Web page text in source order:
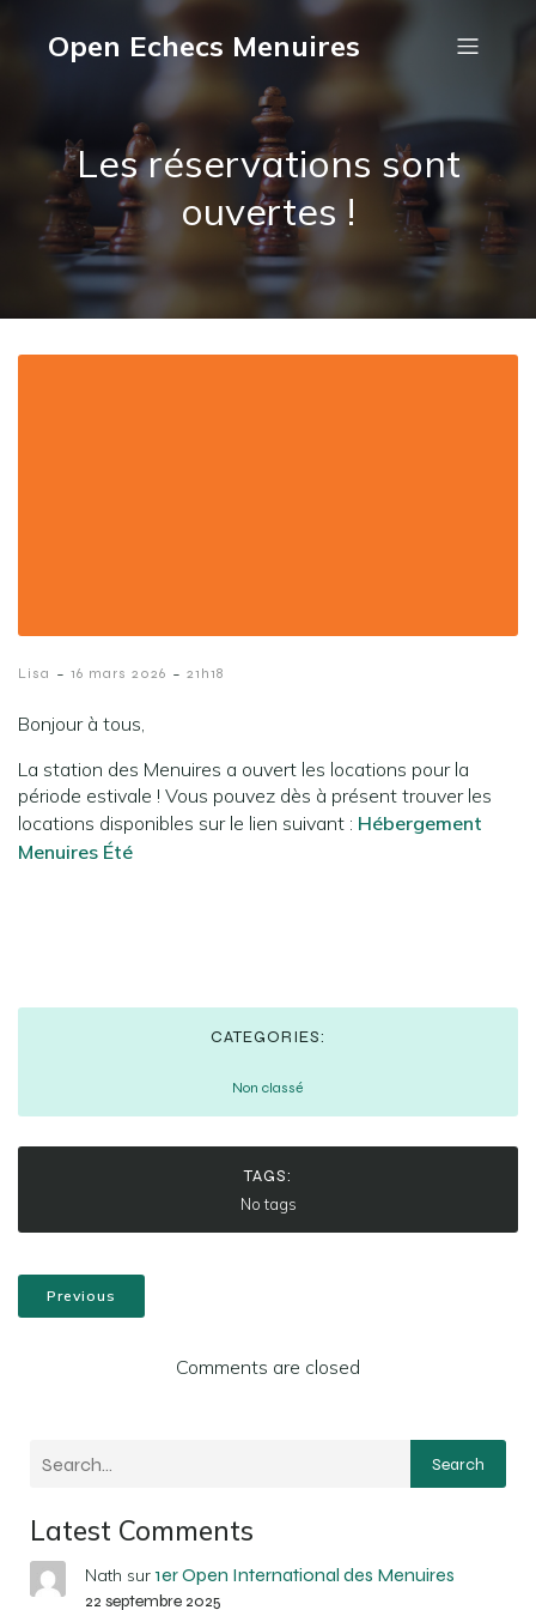
Open Echecs Menuires
Les réservations sont
ouvertes !
Lisa - 16 mars 2026 - 21h18
Bonjour à tous,
La station des Menuires a ouvert les locations pour la
période estivale ! Vous pouvez dès à présent trouver les
locations disponibles sur le lien suivant : Hébergement
Menuires Été
CATEGORIES:
Non classé
TAGS:
No tags
Previous
Comments are closed
Search
Latest Comments
Nath sur 1er Open International des Menuires
22 septembre 2025